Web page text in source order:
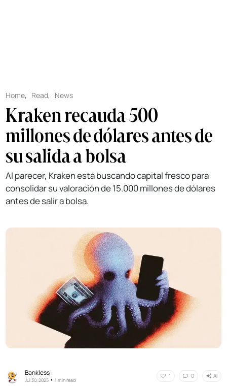
Home, Read, News
Kraken recauda 500
millones de dólares antes de
su salida a bolsa
Al parecer, Kraken está buscando capital fresco para
consolidar su valoración de 15.000 millones de dólares
antes de salir a bolsa.
Bankless
Jul 30, 2025 •1 min read
1 0 AI